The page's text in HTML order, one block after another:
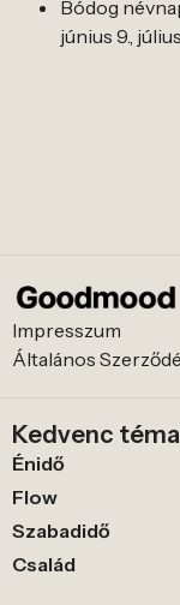
Bódog
június 9.,
Impresszum
Általános
Kedvenc
Énidő
Flow
Szabadidő
Család